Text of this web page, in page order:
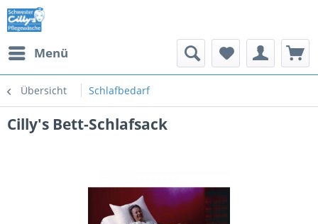
Menü
Übersicht Schlafbedarf
Cilly's Bett-Schlafsack